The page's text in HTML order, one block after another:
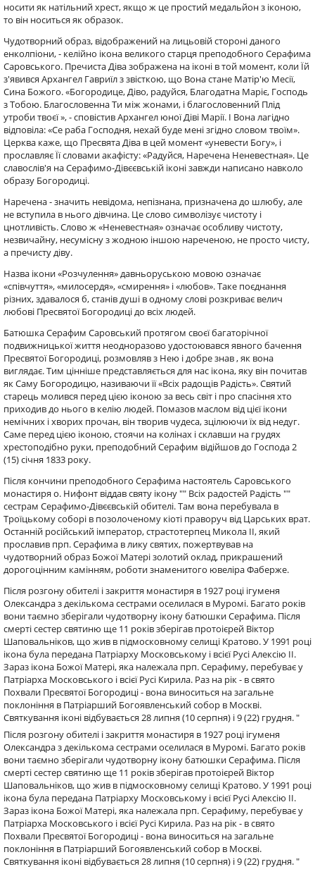
носити як натільний хрест, якщо ж це простий медальйон з іконою,
то він носиться як образок.
Чудотворний образ, відображений на лицьовій стороні даного
енколпіони, - келійно ікона великого старця преподобного Серафима
Саровського. Пречиста Діва зображена на іконі в той момент, коли Їй
з'явився Архангел Гавриїл з звісткою, що Вона стане Матір'ю Месії,
Сина Божого. «Богородице, Діво, радуйся, Благодатна Маріє, Господь
з Тобою. Благословенна Ти між жонами, і благословенний Плід
утроби твоєї », - сповістив Архангел юної Діві Марії. І Вона лагідно
відповіла: «Се раба Господня, нехай буде мені згідно словом твоїм».
Церква каже, що Пресвята Діва в цей момент «уневести Богу», і
прославляє Її словами акафісту: «Радуйся, Наречена Неневестная». Це
славослів'я на Серафимо-Дівєєвській іконі завжди написано навколо
образу Богородиці.
Наречена - значить невідома, непізнана, призначена до шлюбу, але
не вступила в нього дівчина. Це слово символізує чистоту і
цнотливість. Слово ж «Неневестная» означає особливу чистоту,
незвичайну, несумісну з жодною іншою нареченою, не просто чисту,
а пречисту діву.
Назва ікони «Розчулення» давньоруською мовою означає
«співчуття», «милосердя», «смирення» і «любов». Таке поєднання
різних, здавалося б, станів душі в одному слові розкриває велич
любові Пресвятої Богородиці до всіх людей.
Батюшка Серафим Саровський протягом своєї багаторічної
подвижницької життя неодноразово удостоювався явного бачення
Пресвятої Богородиці, розмовляв з Нею і добре знав , як вона
виглядає. Тим цінніше представляється для нас ікона, яку він почитав
як Саму Богородицю, називаючи її «Всіх радощів Радість». Святий
старець молився перед цією іконою за весь світ і про спасіння хто
приходив до нього в келію людей. Помазов маслом від цієї ікони
немічних і хворих прочан, він творив чудеса, зцілюючи їх від недуг.
Саме перед цією іконою, стоячи на колінах і склавши на грудях
хрестоподібно руки, преподобний Серафим відійшов до Господа 2
(15) січня 1833 року.
Після кончини преподобного Серафима настоятель Саровського
монастиря о. Нифонт віддав святу ікону "" Всіх радостей Радість ""
сестрам Серафимо-Дівєєвській обителі. Там вона перебувала в
Троїцькому соборі в позолоченому кіоті праворуч від Царських врат.
Останній російський імператор, страстотерпец Микола II, який
прославив прп. Серафима в лику святих, пожертвував на
чудотворний образ Божої Матері золотий оклад, прикрашений
дорогоцінним камінням, роботи знаменитого ювеліра Фаберже.
Після розгону обителі і закриття монастиря в 1927 році ігуменя
Олександра з декількома сестрами оселилася в Муромі. Багато років
вони таємно зберігали чудотворну ікону батюшки Серафима. Після
смерті сестер святиню ще 11 років зберігав протоієрей Віктор
Шаповальніков, що жив в підмосковному селищі Кратово. У 1991 році
ікона була передана Патріарху Московському і всієї Русі Алексію II.
Зараз ікона Божої Матері, яка належала прп. Серафиму, перебуває у
Патріарха Московського і всієї Русі Кирила. Раз на рік - в свято
Похвали Пресвятої Богородиці - вона виноситься на загальне
поклоніння в Патріарший Богоявленський собор в Москві.
Святкування іконі відбувається 28 липня (10 серпня) і 9 (22) грудня. "
Після розгону обителі і закриття монастиря в 1927 році ігуменя
Олександра з декількома сестрами оселилася в Муромі. Багато років
вони таємно зберігали чудотворну ікону батюшки Серафима. Після
смерті сестер святиню ще 11 років зберігав протоієрей Віктор
Шаповальніков, що жив в підмосковному селищі Кратово. У 1991 році
ікона була передана Патріарху Московському і всієї Русі Алексію II.
Зараз ікона Божої Матері, яка належала прп. Серафиму, перебуває у
Патріарха Московського і всієї Русі Кирила. Раз на рік - в свято
Похвали Пресвятої Богородиці - вона виноситься на загальне
поклоніння в Патріарший Богоявленський собор в Москві.
Святкування іконі відбувається 28 липня (10 серпня) і 9 (22) грудня. "